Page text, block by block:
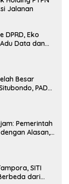
Jalanan
DPRD, Eko
Data dan
Besar
PAD
Pemerintah
Alasan,
SITI
dari